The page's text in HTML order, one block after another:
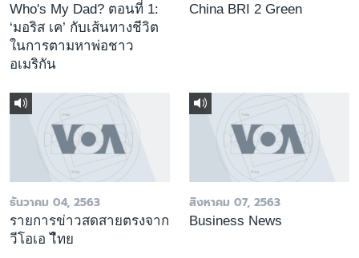
Who's My Dad? ตอนที่ 1:
‘มอริส เค’ กับเส้นทางชีวิต
ในการตามหาพ่อชาว
อเมริกัน
China BRI 2 Green
ธันวาคม 04, 2563
รายการข่าวสดสายตรงจาก
วีโอเอ ไืทย
สิงหาคม 07, 2563
Business News